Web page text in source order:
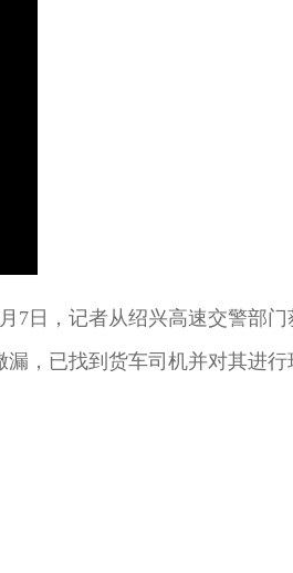
7日，记者从绍兴高速交警部
，已找到货车司机并对其进行